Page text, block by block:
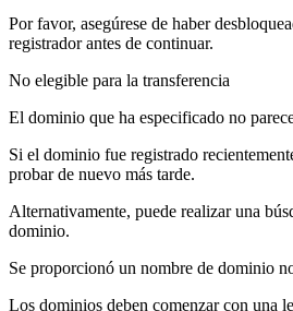
Por favor, asegúrese de haber
registrador antes de continuar.
No elegible para la transferencia
El dominio que ha especificado no
Si el dominio fue registrado
probar de nuevo más tarde.
Alternativamente, puede realizar una
dominio.
Se proporcionó un nombre de dominio
Los dominios deben comenzar con una